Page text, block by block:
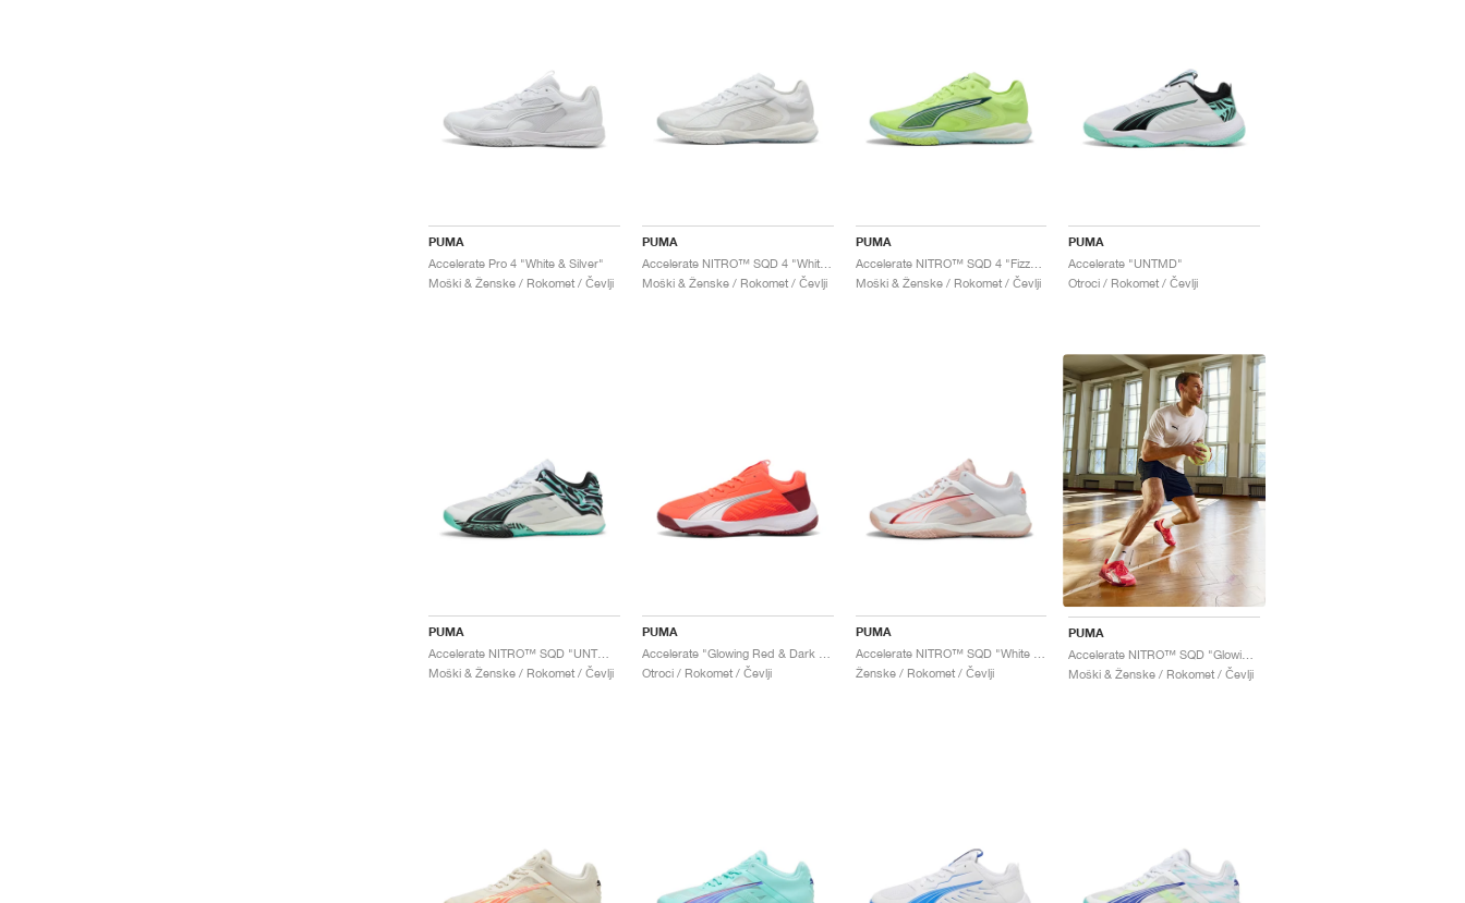
PUMA
Accelerate Pro 4 "White & Silver"
Moški & Ženske / Rokomet / Čevlji
PUMA
Accelerate NITRO™ SQD 4 "White & Silver"
Moški & Ženske / Rokomet / Čevlji
PUMA
Accelerate NITRO™ SQD 4 "Fizzy Light & Green Terrain"
Moški & Ženske / Rokomet / Čevlji
PUMA
Accelerate "UNTMD"
Otroci / Rokomet / Čevlji
PUMA
Accelerate NITRO™ SQD "UNTMD"
Moški & Ženske / Rokomet / Čevlji
PUMA
Otroci / Rokomet / Čevlji
PUMA
Ženske / Rokomet / Čevlji
PUMA
Moški & Ženske / Rokomet / Čevlji